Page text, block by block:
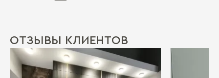
ОТЗЫВЫ КЛИЕНТОВ